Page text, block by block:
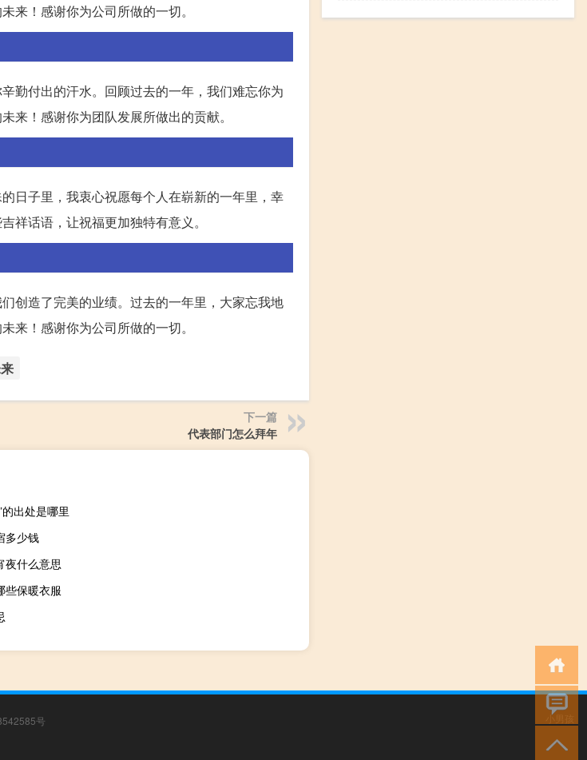
来！感谢你为公司所做的一切。
勤付出的汗水。回顾过去的一年，我们难忘你为
来！感谢你为团队发展所做出的贡献。
日子里，我衷心祝愿每个人在崭新的一年里，幸
祥话语，让祝福更加独特有意义。
创造了完美的业绩。过去的一年里，大家忘我地
来！感谢你为公司所做的一切。
下一篇
代表部门怎么拜年
出处是哪里
多少钱
夜什么意思
些保暖衣服
号
小男孩